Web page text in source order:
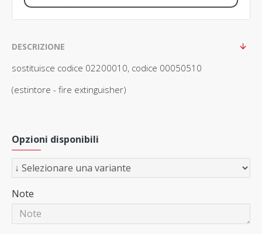
DESCRIZIONE
sostituisce codice 02200010, codice 00050510
(estintore - fire extinguisher)
Opzioni disponibili
Note